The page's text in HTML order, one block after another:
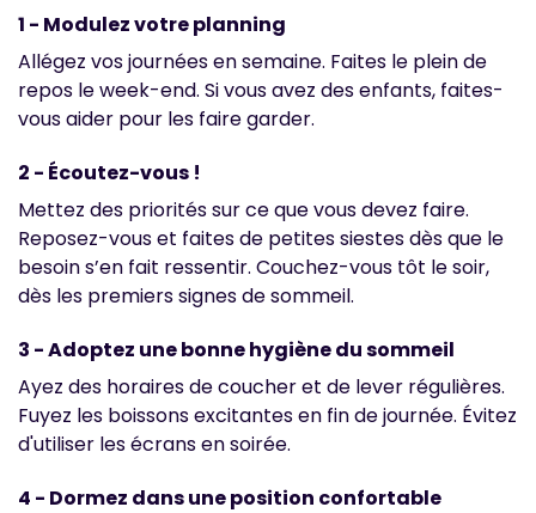
1 - Modulez votre planning
Allégez vos journées en semaine. Faites le plein de
repos le week-end. Si vous avez des enfants, faites-
vous aider pour les faire garder.
2 - Écoutez-vous !
Mettez des priorités sur ce que vous devez faire.
Reposez-vous et faites de petites siestes dès que le
besoin s’en fait ressentir. Couchez-vous tôt le soir,
dès les premiers signes de sommeil.
3 - Adoptez une bonne hygiène du sommeil
Ayez des horaires de coucher et de lever régulières.
Fuyez les boissons excitantes en fin de journée. Évitez
d'utiliser les écrans en soirée.
4 - Dormez dans une position confortable